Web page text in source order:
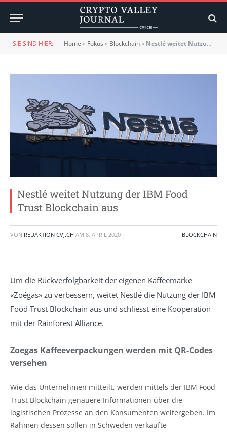
SIE SIND HIER: Home » Fokus » Blockchain» Nestlé weitet Nutzung der IBM Food Trust Blockchain aus
Nestlé weitet Nutzung der IBM Food
Trust Blockchain aus
VON REDAKTION CVJ.CH AM 8. APRIL 2020 BLOCKCHAIN
Um die Rückverfolgbarkeit der eigenen Kaffeemarke
«Zoégas» zu verbessern, weitet Nestlé die Nutzung der IBM
Food Trust Blockchain aus und schliesst eine Kooperation
mit der Rainforest Alliance.
Zoegas Kaffeeverpackungen werden mit QR-Codes
versehen
Wie das Unternehmen mitteilt, werden mittels der IBM Food
Trust Blockchain genauere Informationen über die
logistischen Prozesse an den Konsumenten weitergeben. Im
Rahmen dessen sollen in Schweden verkaufte